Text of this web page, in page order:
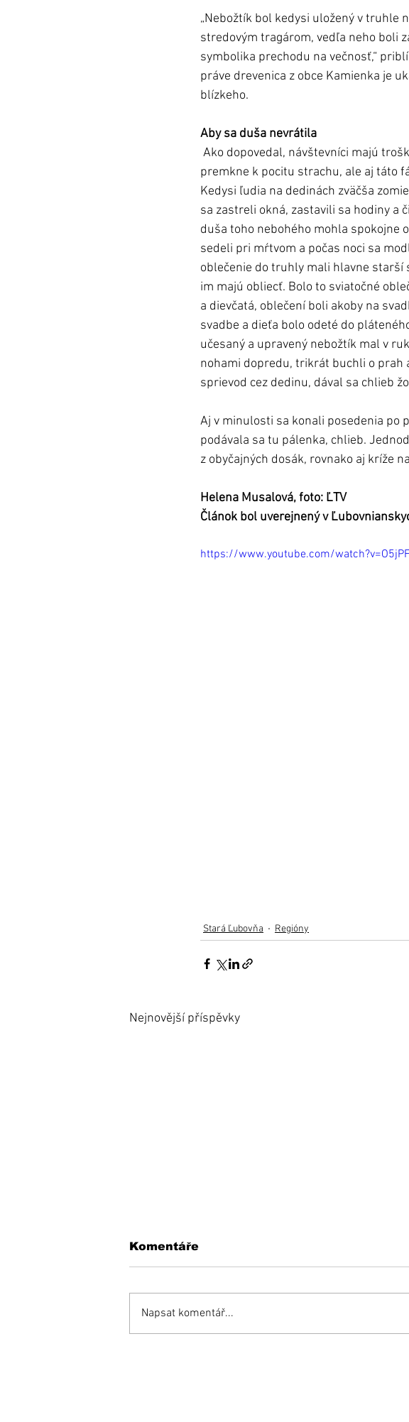
„Nebožtík bol kedysi uložený v truhle
stredovým tragárom, vedľa neho boli
symbolika prechodu na večnosť,“
práve drevenica z obce Kamienka je
blízkeho.
Aby sa duša nevrátila
premkne k pocitu strachu, ale aj táto
Kedysi ľudia na dedinách zväčša
sa zastreli okná, zastavili sa hodiny a
duša toho nebohého mohla spokojne
sedeli pri mŕtvom a počas noci sa
oblečenie do truhly mali hlavne starší
im majú obliecť. Bolo to sviatočné
a dievčatá, oblečení boli akoby na
svadbe a dieťa bolo odeté do
učesaný a upravený nebožtík mal v
nohami dopredu, trikrát buchli o prah
sprievod cez dedinu, dával sa chlieb
Aj v minulosti sa konali posedenia po
podávala sa tu pálenka, chlieb.
z obyčajných dosák, rovnako aj kríže
Helena Musalová, foto: ĽTV
Článok bol uverejnený v
https://www.youtube.com/
Stará Ľubovňa Regióny
Nejnovější příspěvky
Komentáře
Napsat komentář...